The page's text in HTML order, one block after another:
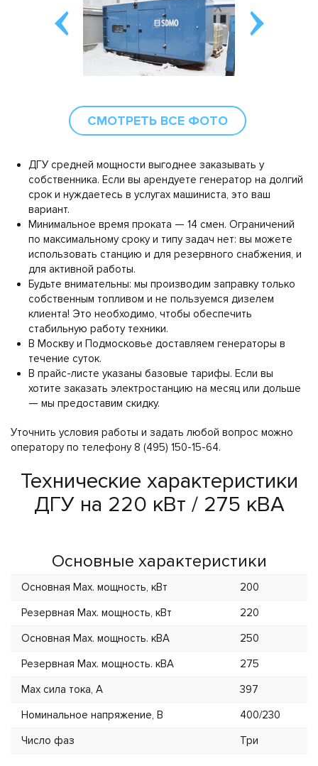
СМОТРЕТЬ ВСЕ ФОТО
ДГУ средней мощности выгоднее заказывать у
собственника. Если вы арендуете генератор на долгий
срок и нуждаетесь в услугах машиниста, это ваш
вариант.
Минимальное время проката — 14 смен. Ограничений
по максимальному сроку и типу задач нет: вы можете
использовать станцию и для резервного снабжения, и
для активной работы.
Будьте внимательны: мы производим заправку только
собственным топливом и не пользуемся дизелем
клиента! Это необходимо, чтобы обеспечить
стабильную работу техники.
В Москву и Подмосковье доставляем генераторы в
течение суток.
В прайс-листе указаны базовые тарифы. Если вы
хотите заказать электростанцию на месяц или дольше
— мы предоставим скидку.
Уточнить условия работы и задать любой вопрос можно
оператору по телефону 8 (495) 150-15-64.
Технические характеристики
ДГУ на 220 кВт / 275 кВА
Основные характеристики
Основная Max. мощность, кВт
200
Резервная Max. мощность, кВт
220
Основная Max. мощность. кВА
250
Резервная Max. мощность. кВА
275
Max сила тока, А
397
Номинальное напряжение, В
400/230
Число фаз
Три